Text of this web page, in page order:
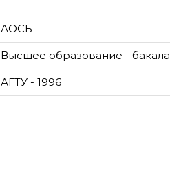
АОСБ
Высшее образование -
АГТУ - 1996